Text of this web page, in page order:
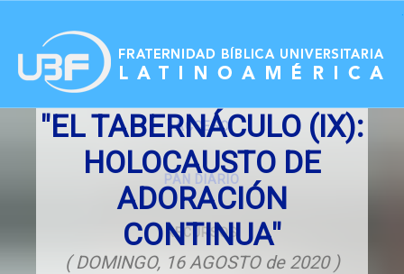
ACCESO
PAN DIARIO
RECURSOS
"EL TABERNÁCULO (IX):
HOLOCAUSTO DE
ADORACIÓN
CONTINUA"
( DOMINGO, 16 AGOSTO de 2020 )